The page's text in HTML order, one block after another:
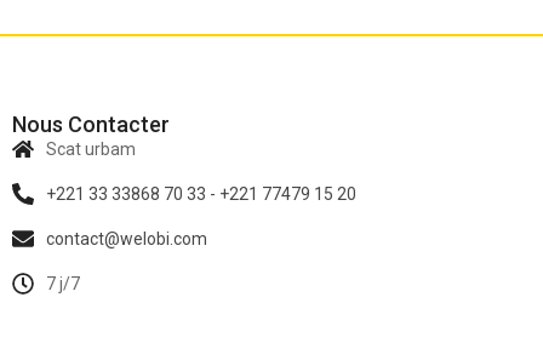
Nous Contacter
Scat urbam
+221 33 33868 70 33 - +221 77479 15 20
contact@welobi.com
7 j/7